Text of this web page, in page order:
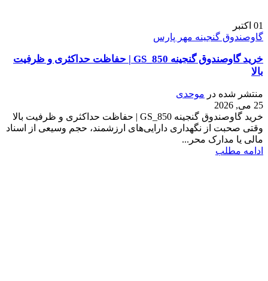
01 اکتبر
گاوصندوق گنجینه مهر پارس
خرید گاوصندوق گنجینه GS_850 | حفاظت حداکثری و ظرفیت
بالا
منتشر شده در موحدی
25 می, 2026
خرید گاوصندوق گنجینه GS_850 | حفاظت حداکثری و ظرفیت بالا
وقتی صحبت از نگهداری دارایی‌های ارزشمند، حجم وسیعی از اسناد
مالی یا مدارک محر...
ادامه مطلب